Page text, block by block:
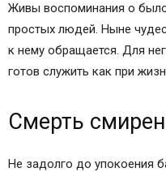
Живы воспоминания о
простых людей. Ныне
к нему обращается. Для
готов служить как при
Смерть
Не задолго до упокоения